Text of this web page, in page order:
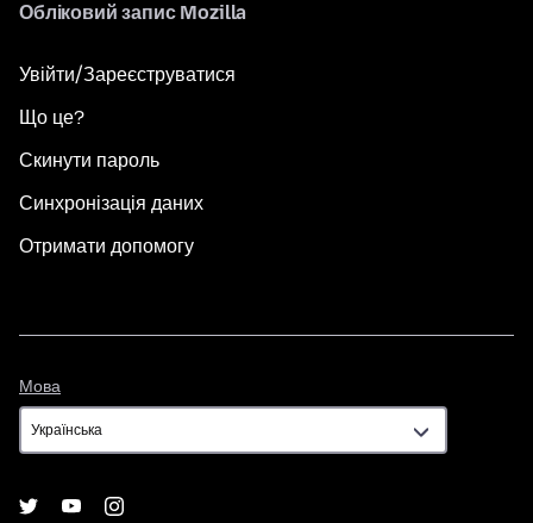
Обліковий запис Mozilla
Увійти/Зареєструватися
Що це?
Скинути пароль
Синхронізація даних
Отримати допомогу
Мова